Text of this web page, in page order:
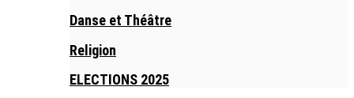
Danse et Théâtre
Religion
ELECTIONS 2025